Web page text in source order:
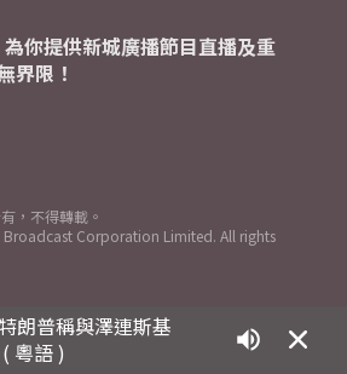
朗普稱與澤連斯基
( 粵語 )
你提供新城廣播節目直播及重
界限！
，不得轉載。
Corporation Limited. All rights